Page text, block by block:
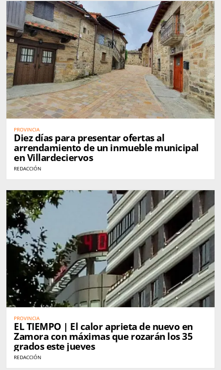
PROVINCIA
Diez días para presentar ofertas al
arrendamiento de un inmueble municipal
en Villardeciervos
REDACCIÓN
PROVINCIA
EL TIEMPO | El calor aprieta de nuevo en
Zamora con máximas que rozarán los 35
grados este jueves
REDACCIÓN